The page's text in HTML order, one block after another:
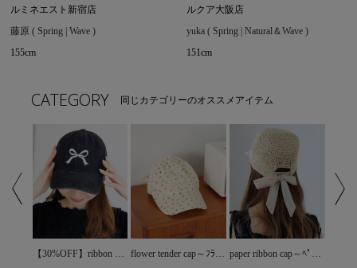
ルミネエスト新宿店
藤原 ( Spring | Wave )
155cm
ルクア大阪店
yuka ( Spring | Natural＆Wave )
151cm
CATEGORY 同じカテゴリーのオススメアイテム
【30%OFF】ribbon embroidery cap～ﾘﾎﾞﾝｴﾝﾌﾞﾛｲﾀﾞﾘｰｷｬｯﾌﾟ flower tender cap～ﾌﾗﾜｰﾃﾝﾀﾞｰｷｬｯﾌﾟ paper ribbon cap～ﾍﾟｰﾊﾟｰﾘﾎﾞﾝｷｬｯﾌﾟ